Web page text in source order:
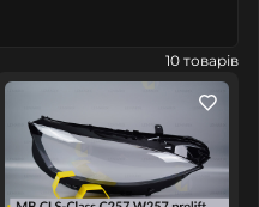
10 товарів